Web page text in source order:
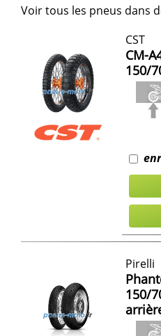
Voir tous les pneus dans
CST
CM-
150/
Pirelli
150/